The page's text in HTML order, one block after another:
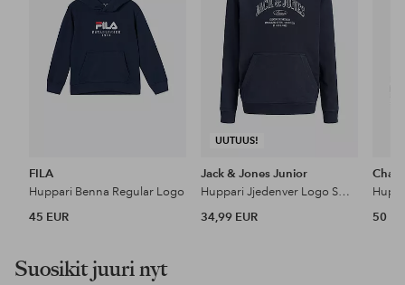
FILA
Huppari Benna Regular Logo
45 EUR
UUTUUS!
Jack & Jones Junior
Huppari Jjedenver Logo Sweat Hood Sn Jnr
34,99 EUR
50
Suosikit juuri nyt